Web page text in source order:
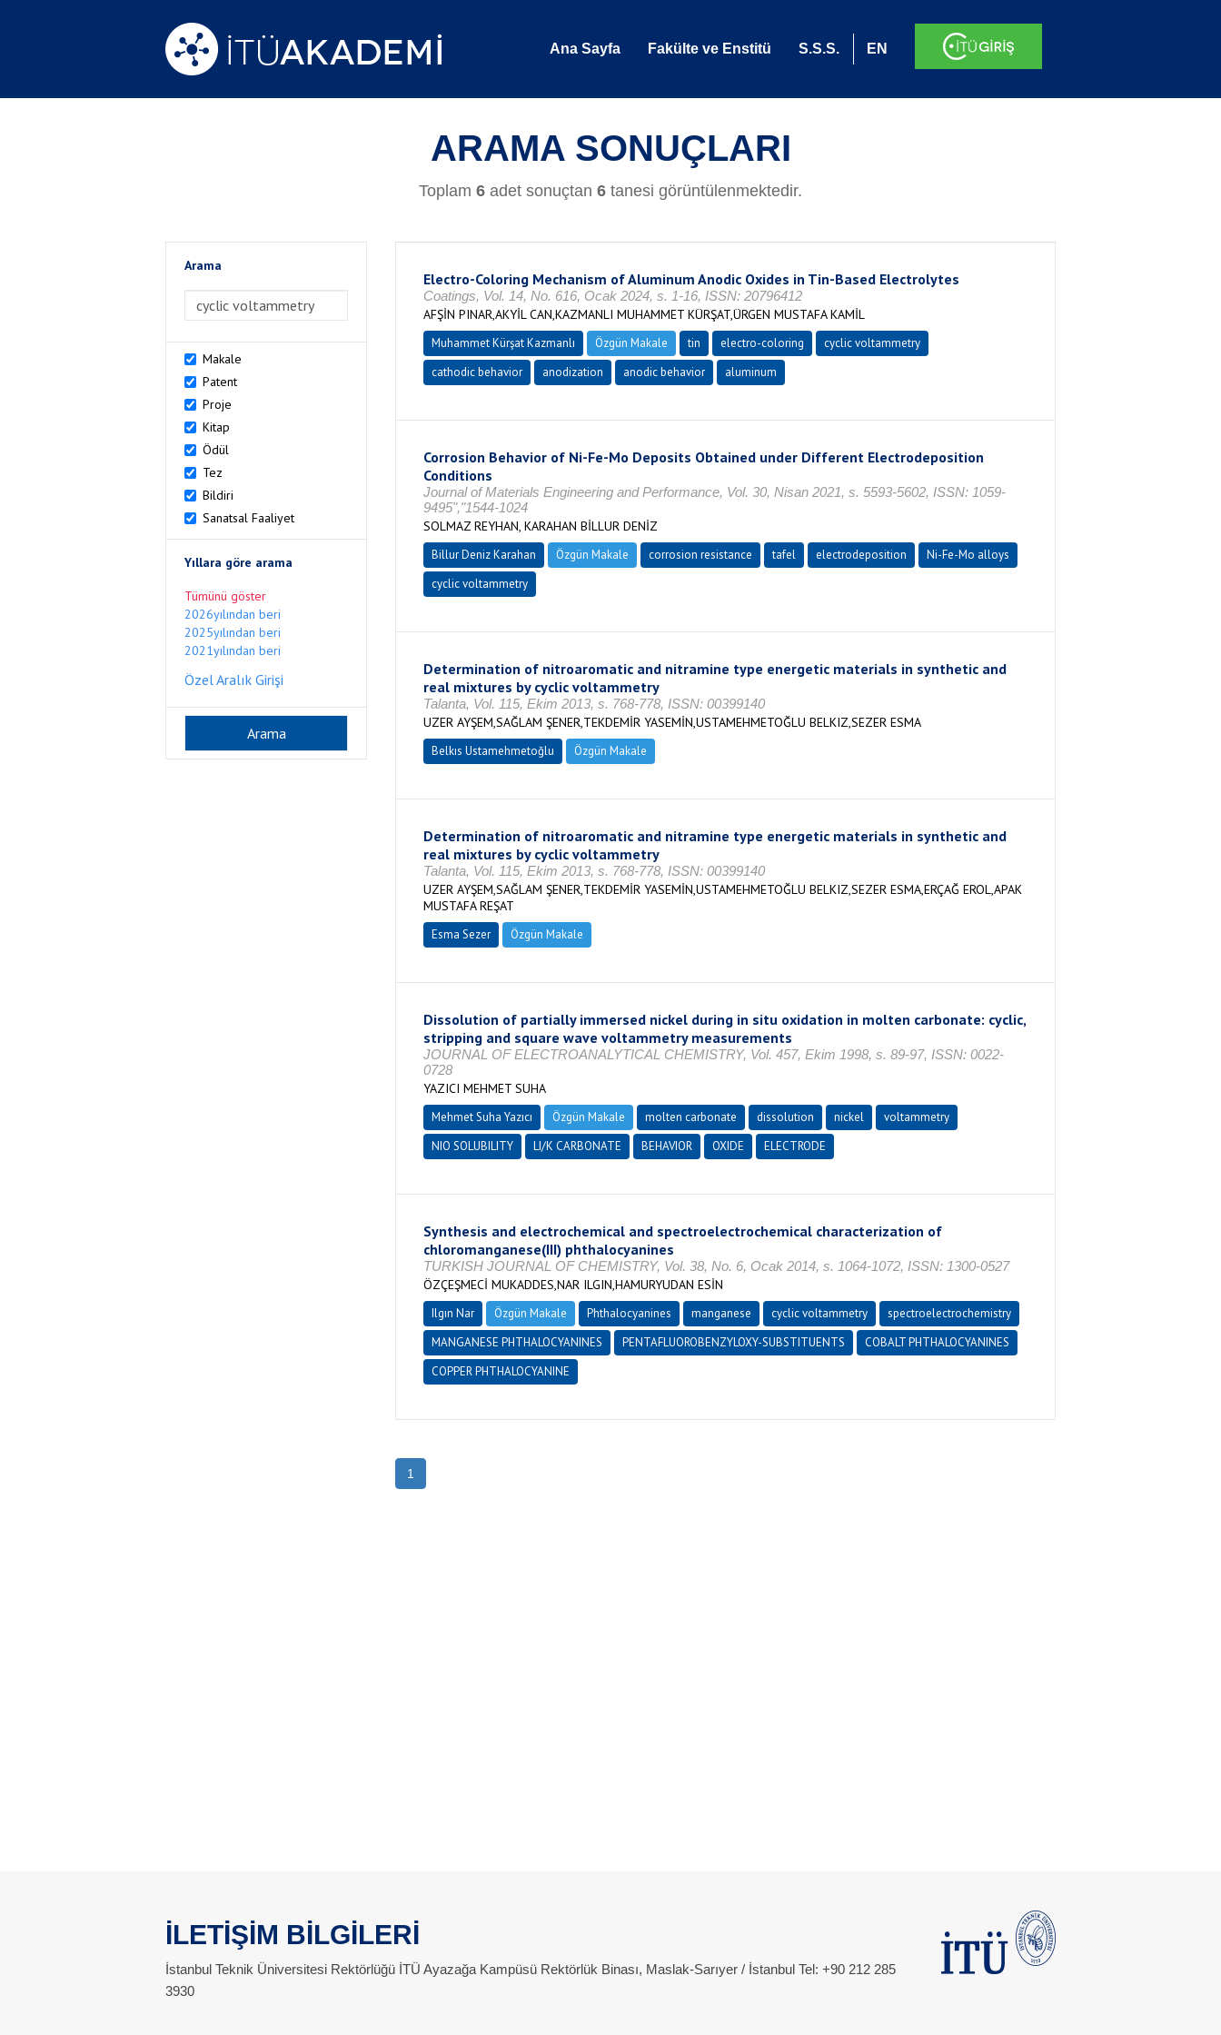
Ana Sayfa Fakülte ve Enstitü S.S.S. EN
ARAMA SONUÇLARI
Toplam 6 adet sonuçtan 6 tanesi görüntülenmektedir.
Arama
>Arama
Makale
Patent
Proje
Kitap
Ödül
Tez
Bildiri
Sanatsal Faaliyet
Yıllara göre arama
Tümünü göster
2026yılından beri
2025yılından beri
2021yılından beri
Özel Aralık Girişi
Electro-Coloring Mechanism of Aluminum Anodic Oxides in Tin-Based Electrolytes
Coatings, Vol. 14, No. 616, Ocak 2024, s. 1-16, ISSN: 20796412
AFŞİN PINAR,AKYİL CAN,KAZMANLI MUHAMMET KÜRŞAT,ÜRGEN MUSTAFA KAMİL
Muhammet Kürşat Kazmanlı Özgün Makale tin electro-coloring
cyclic voltammetry
cathodic behavior
anodization anodic behavior aluminum
Corrosion Behavior of Ni-Fe-Mo Deposits Obtained under Different Electrodeposition
Conditions
Journal of Materials Engineering and Performance, Vol. 30, Nisan 2021, s. 5593-5602, ISSN: 1059-
9495","1544-1024
SOLMAZ REYHAN, KARAHAN BİLLUR DENİZ
Billur Deniz Karahan Özgün Makale corrosion resistance tafel electrodeposition
Ni-Fe-Mo alloys
cyclic voltammetry
Determination of nitroaromatic and nitramine type energetic materials in synthetic and
real mixtures by cyclic voltammetry
Talanta, Vol. 115, Ekim 2013, s. 768-778, ISSN: 00399140
UZER AYŞEM,SAĞLAM ŞENER,TEKDEMİR YASEMİN,USTAMEHMETOĞLU BELKIZ,SEZER ESMA
Belkıs Ustamehmetoğlu Özgün Makale
Determination of nitroaromatic and nitramine type energetic materials in synthetic and
real mixtures by cyclic voltammetry
Talanta, Vol. 115, Ekim 2013, s. 768-778, ISSN: 00399140
UZER AYŞEM,SAĞLAM ŞENER,TEKDEMİR YASEMİN,USTAMEHMETOĞLU BELKIZ,SEZER ESMA,ERÇAĞ EROL,APAK
MUSTAFA REŞAT
Esma Sezer Özgün Makale
Dissolution of partially immersed nickel during in situ oxidation in molten carbonate: cyclic,
stripping and square wave voltammetry measurements
JOURNAL OF ELECTROANALYTICAL CHEMISTRY, Vol. 457, Ekim 1998, s. 89-97, ISSN: 0022-
0728
YAZICI MEHMET SUHA
Mehmet Suha Yazıcı Özgün Makale molten carbonate dissolution nickel
voltammetry
NIO SOLUBILITY
LI/K CARBONATE BEHAVIOR OXIDE ELECTRODE
Synthesis and electrochemical and spectroelectrochemical characterization of
chloromanganese(III) phthalocyanines
TURKISH JOURNAL OF CHEMISTRY, Vol. 38, No. 6, Ocak 2014, s. 1064-1072, ISSN: 1300-0527
ÖZÇEŞMECİ MUKADDES,NAR ILGIN,HAMURYUDAN ESİN
Ilgın Nar Özgün Makale Phthalocyanines manganese cyclic voltammetry
spectroelectrochemistry
MANGANESE PHTHALOCYANINES
PENTAFLUOROBENZYLOXY-SUBSTITUENTS
COBALT PHTHALOCYANINES
COPPER PHTHALOCYANINE
1
İLETİŞİM BİLGİLERİ
İstanbul Teknik Üniversitesi Rektörlüğü İTÜ Ayazağa Kampüsü Rektörlük Binası, Maslak-Sarıyer / İstanbul Tel: +90 212 285
3930